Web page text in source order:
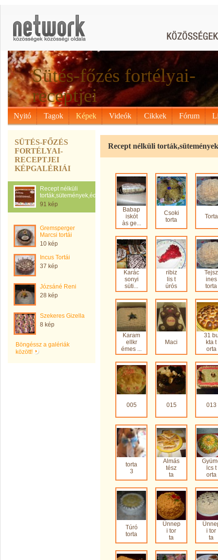
Sütés-főzés fortélyai-
receptjei
Nyitó Tagok Képek Videók Cikkek Fórum
SÜTÉS-FŐZÉS
FORTÉLYAI-
RECEPTJEI
KÉPGALÉRIÁI
Recept nélküli
torták,sütemények,édességek,kelttészták
91 kép
Gremsperger
Marcsi tortái
10 kép
Incus Tortái
37 kép
Józsáné Reni
28 kép
Szekeres Gizella
8 kép
Böngéssz a galériák
között!
Recept nélküli
Babap
iskót
às ge...
Csoki
torta
Torta
Karác
sonyi
süti...
ribiz
lis t
úrós
Tejsz
ines
torta
Karam
ellkr
émes ...
Maci
31
kta t
orta
005 015 013
torta
3
Almás
tész
ta
lcs t
orta
Túró
torta
Ünnep
i tor
ta
i tor
ta